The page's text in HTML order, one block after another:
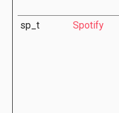
sp_t Spotify